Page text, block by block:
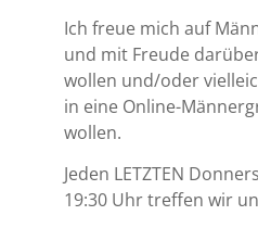
Ich freue mich auf
und mit Freude
wollen und/oder
in eine Online-
wollen.
Jeden LETZTEN
19:30 Uhr treffen wir